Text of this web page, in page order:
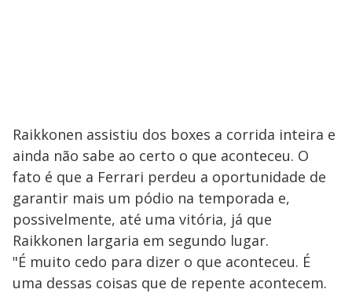
Raikkonen assistiu dos boxes a corrida inteira e
ainda não sabe ao certo o que aconteceu. O
fato é que a Ferrari perdeu a oportunidade de
garantir mais um pódio na temporada e,
possivelmente, até uma vitória, já que
Raikkonen largaria em segundo lugar.
"É muito cedo para dizer o que aconteceu. É
uma dessas coisas que de repente acontecem.